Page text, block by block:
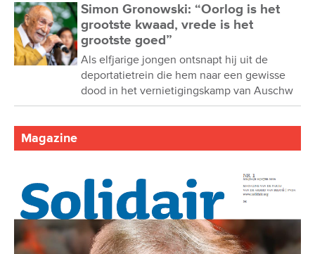
Simon Gronowski: “Oorlog is het
grootste kwaad, vrede is het
grootste goed”
Als elfjarige jongen ontsnapt hij uit de
deportatietrein die hem naar een gewisse
dood in het vernietigingskamp van Auschw
Magazine